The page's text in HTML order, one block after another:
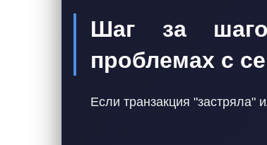
Шаг за
проблемах с
Если транзакция "застряла"